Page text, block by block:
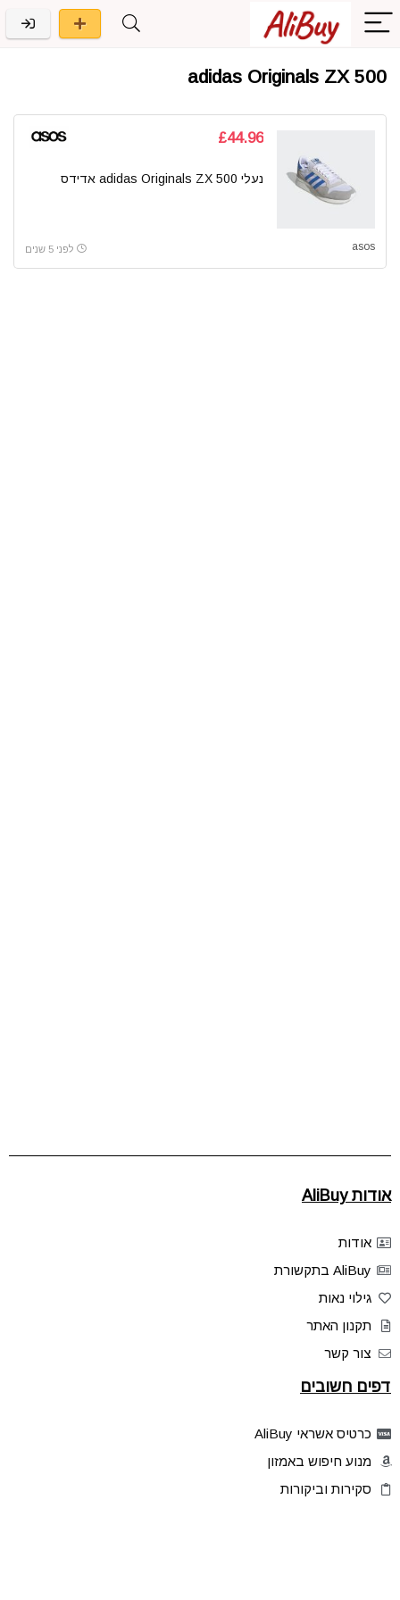
adidas Originals ZX 500
£44.96
נעלי adidas Originals ZX 500 אדידס
asos לפני 5 שנים
אודות AliBuy
אודות
AliBuy בתקשורת
גילוי נאות
תקנון האתר
צור קשר
דפים חשובים
כרטיס אשראי AliBuy
מנוע חיפוש באמזון
סקירות וביקורות